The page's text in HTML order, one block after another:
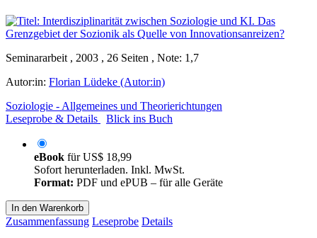
Seminararbeit , 2003 , 26 Seiten , Note: 1,7
Autor:in: Florian Lüdeke (Autor:in)
Soziologie - Allgemeines und Theorierichtungen
Leseprobe & Details
Blick ins Buch
eBook fürUS$ 18,99
Sofort herunterladen. Inkl. MwSt.
Format: PDF und ePUB – für alle Geräte
In den Warenkorb
Zusammenfassung Leseprobe Details